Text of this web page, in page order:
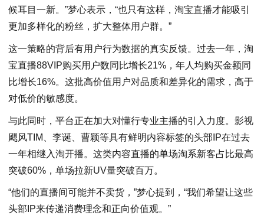
候耳目一新。”梦心表示，“也只有这样，淘宝直播才能吸引
更加多样化的粉丝，扩大整体用户群。”
这一策略的背后有用户行为数据的真实反馈。过去一年，淘
宝直播88VIP购买用户数同比增长21%，年人均购买金额同
比增长16%。这批高价值用户对品质和差异化的需求，高于
对低价的敏感度。
与此同时，平台正在加大对懂行专业主播的引入力度。影视
飓风TIM、李诞、曹颖等具有鲜明内容标签的头部IP在过去
一年相继入淘开播。这类内容直播的单场淘系新客占比最高
突破60%，单场拉新UV量突破百万。
“他们的直播间可能并不卖货，”梦心提到，“我们希望让这些
头部IP来传递消费理念和正向价值观。”